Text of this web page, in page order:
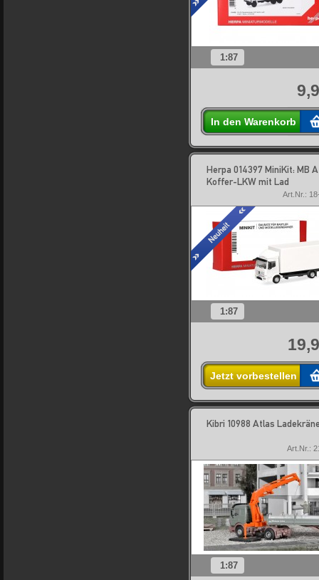
1:87
In den Warenkorb
Herpa 014397 MiniKit: MB
Koffer-LKW mit Lad
Art.Nr.:
1:87
Jetzt vorbestellen
Kibri 10988 Atlas
Art.Nr.:
1:87